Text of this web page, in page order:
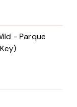
- Parque